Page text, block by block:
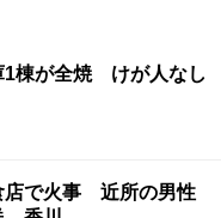
1棟が全焼 けが人なし
店で火事 近所の男性